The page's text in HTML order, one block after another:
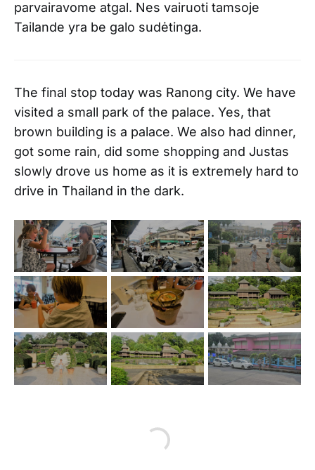
parvairavome atgal. Nes vairuoti tamsoje
Tailande yra be galo sudėtinga.
The final stop today was Ranong city. We have
visited a small park of the palace. Yes, that
brown building is a palace. We also had dinner,
got some rain, did some shopping and Justas
slowly drove us home as it is extremely hard to
drive in Thailand in the dark.